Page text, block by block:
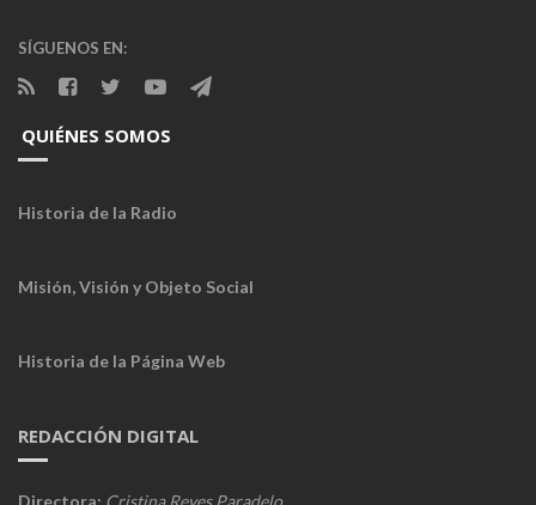
SÍGUENOS EN:
QUIÉNES SOMOS
Historia de la Radio
Misión, Visión y Objeto Social
Historia de la Página Web
REDACCIÓN DIGITAL
Directora: Cristina Reyes Paradelo